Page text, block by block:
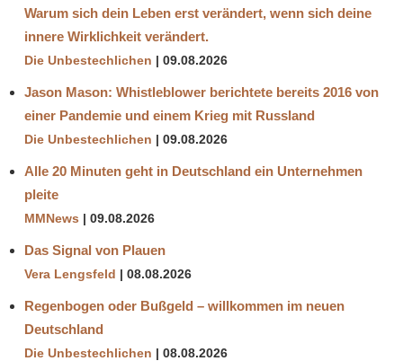
Warum sich dein Leben erst verändert, wenn sich deine
innere Wirklichkeit verändert.
Die Unbestechlichen 09.08.2026
Jason Mason: Whistleblower berichtete bereits 2016 von
einer Pandemie und einem Krieg mit Russland
Die Unbestechlichen 09.08.2026
Alle 20 Minuten geht in Deutschland ein Unternehmen
pleite
MMNews 09.08.2026
Das Signal von Plauen
Vera Lengsfeld 08.08.2026
Regenbogen oder Bußgeld – willkommen im neuen
Deutschland
Die Unbestechlichen 08.08.2026